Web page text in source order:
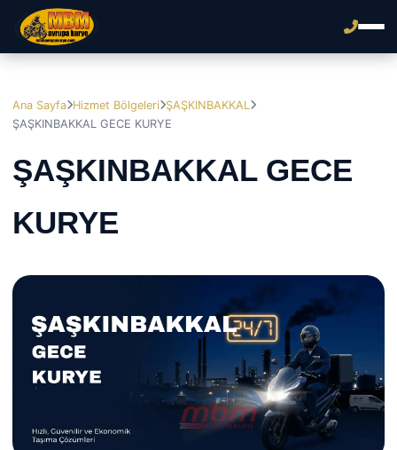
Ana Sayfa Hizmet Bölgeleri ŞAŞKINBAKKAL
ŞAŞKINBAKKAL GECE KURYE
ŞAŞKINBAKKAL GECE
KURYE